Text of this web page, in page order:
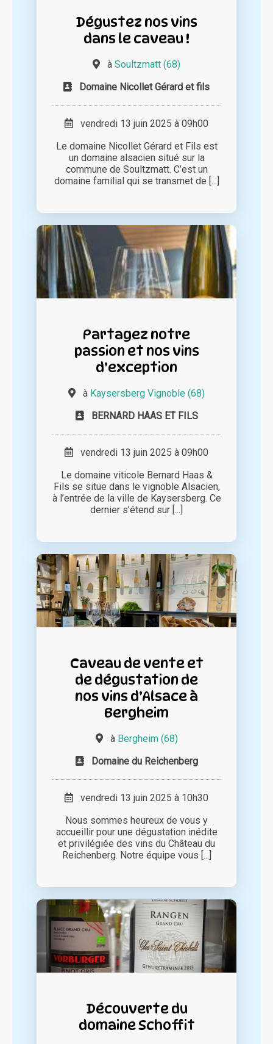
Dégustez nos vins
dans le caveau !
à Soultzmatt (68)
Domaine Nicollet Gérard et fils
vendredi 13 juin 2025 à 09h00
Le domaine Nicollet Gérard et Fils est
un domaine alsacien situé sur la
commune de Soultzmatt. C’est un
domaine familial qui se transmet de [...]
Partagez notre
passion et nos vins
d’exception
à Kaysersberg Vignoble (68)
BERNARD HAAS ET FILS
vendredi 13 juin 2025 à 09h00
Le domaine viticole Bernard Haas &
Fils se situe dans le vignoble Alsacien,
à l’entrée de la ville de Kaysersberg. Ce
dernier s’étend sur [...]
Caveau de vente et
de dégustation de
nos vins d’Alsace à
Bergheim
à Bergheim (68)
Domaine du Reichenberg
vendredi 13 juin 2025 à 10h30
Nous sommes heureux de vous y
accueillir pour une dégustation inédite
et privilégiée des vins du Château du
Reichenberg. Notre équipe vous [...]
Découverte du
domaine Schoffit